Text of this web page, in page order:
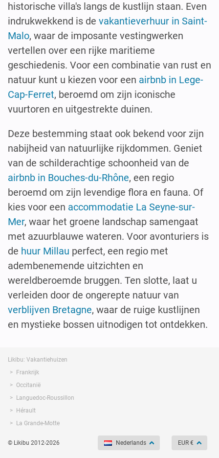
historische villa's langs de kustlijn staan. Even
indrukwekkend is de vakantieverhuur in Saint-
Malo, waar de imposante vestingwerken
vertellen over een rijke maritieme
geschiedenis. Voor een combinatie van rust en
natuur kunt u kiezen voor een airbnb in Lege-
Cap-Ferret, beroemd om zijn iconische
vuurtoren en uitgestrekte duinen.
Deze bestemming staat ook bekend voor zijn
nabijheid van natuurlijke rijkdommen. Geniet
van de schilderachtige schoonheid van de
airbnb in Bouches-du-Rhône, een regio
beroemd om zijn levendige flora en fauna. Of
kies voor een accommodatie La Seyne-sur-
Mer, waar het groene landschap samengaat
met azuurblauwe wateren. Voor avonturiers is
de huur Millau perfect, een regio met
adembenemende uitzichten en
wereldberoemde bruggen. Ten slotte, laat u
verleiden door de ongerepte natuur van
verblijven Bretagne, waar de ruige kustlijnen
en mystieke bossen uitnodigen tot ontdekken.
Likibu: Vakantiehuizen
Frankrijk
Occitanië
Languedoc-Roussillon
Hérault
La Grande-Motte
© Likibu 2012-2026 Nederlands EUR €